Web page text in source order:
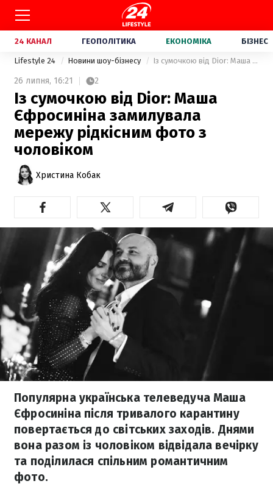
24 КАНАЛ ГЕОПОЛІТИКА ЕКОНОМІКА БІЗНЕС
Lifestyle 24 Новини шоу-бізнесу Із сумочкою від Dior: Маша Єфросиніна замилувала мережу рідкісним фото з чоловіком
26 липня, 16:21 2
Із сумочкою від Dior: Маша
Єфросиніна замилувала
мережу рідкісним фото з
чоловіком
Христина Кобак
Популярна українська телеведуча Маша
Єфросиніна після тривалого карантину
повертається до світських заходів. Днями
вона разом із чоловіком відвідала вечірку
та поділилася спільним романтичним
фото.